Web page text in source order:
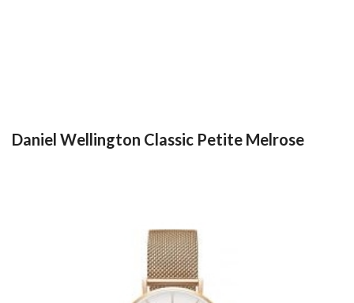
Daniel Wellington Classic Petite Melrose